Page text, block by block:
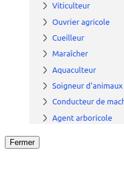
Fermer